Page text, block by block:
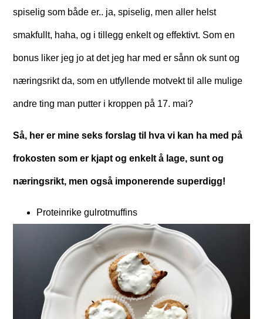
spiselig som både er.. ja, spiselig, men aller helst
smakfullt, haha, og i tillegg enkelt og effektivt. Som en
bonus liker jeg jo at det jeg har med er sånn ok sunt og
næringsrikt da, som en utfyllende motvekt til alle mulige
andre ting man putter i kroppen på 17. mai?
Så, her er mine seks forslag til hva vi kan ha med på
frokosten som er kjapt og enkelt å lage, sunt og
næringsrikt, men også imponerende superdigg!
Proteinrike gulrotmuffins